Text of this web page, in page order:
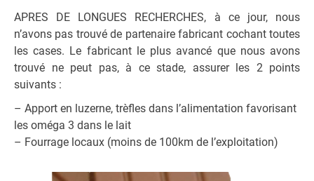
APRES DE LONGUES RECHERCHES, à ce jour, nous
n’avons pas trouvé de partenaire fabricant cochant toutes
les cases. Le fabricant le plus avancé que nous avons
trouvé ne peut pas, à ce stade, assurer les 2 points
suivants :
– Apport en luzerne, trèfles dans l’alimentation favorisant
les oméga 3 dans le lait
– Fourrage locaux (moins de 100km de l’exploitation)